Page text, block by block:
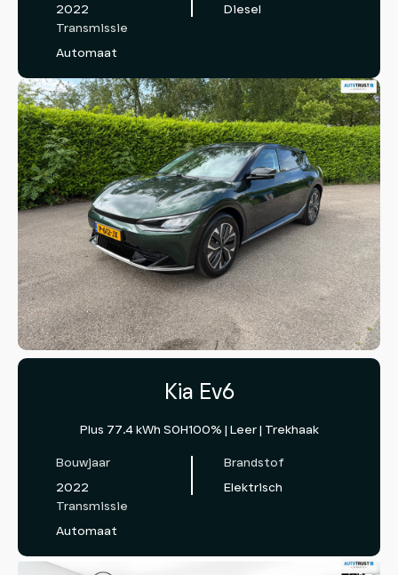
2022
Diesel
Transmissie
Automaat
Kia Ev6
Plus 77.4 kWh SOH100% | Leer | Trekhaak
Bouwjaar
2022
Brandstof
Elektrisch
Transmissie
Automaat